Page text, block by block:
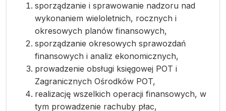
sporządzanie i sprawowanie nadzoru nad
wykonaniem wieloletnich, rocznych i
okresowych planów finansowych,
sporządzanie okresowych sprawozdań
finansowych i analiz ekonomicznych,
prowadzenie obsługi księgowej POT i
Zagranicznych Ośrodków POT,
realizację wszelkich operacji finansowych, w
tym prowadzenie rachuby płac,